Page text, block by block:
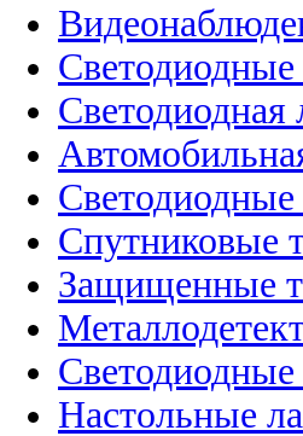
Светодиодная
Светодиодные
Спутниковые
Защищенные
Настольные